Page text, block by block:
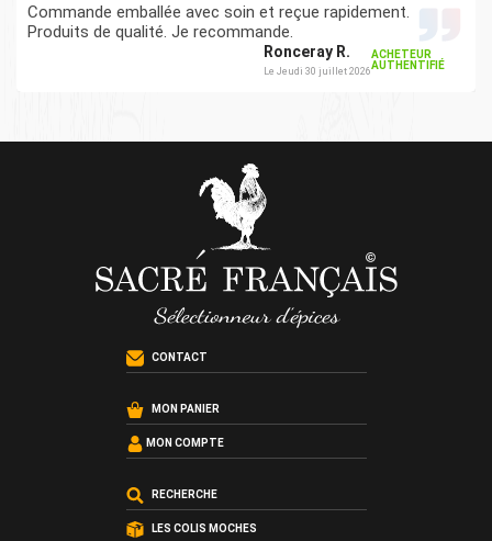
Commande emballée avec soin et reçue rapidement.
Produits de qualité. Je recommande.
Ronceray R.
Le Jeudi 30 juillet 2026
ACHETEUR
AUTHENTIFIÉ
CONTACT
MON PANIER
MON COMPTE
RECHERCHE
LES COLIS MOCHES